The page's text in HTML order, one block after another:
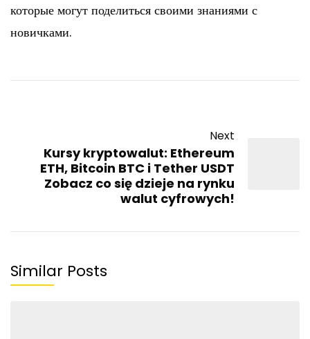
которые могут поделиться своими знаниями с
новичками.
Next
Kursy kryptowalut: Ethereum
ETH, Bitcoin BTC i Tether USDT
Zobacz co się dzieje na rynku
walut cyfrowych!
Similar Posts